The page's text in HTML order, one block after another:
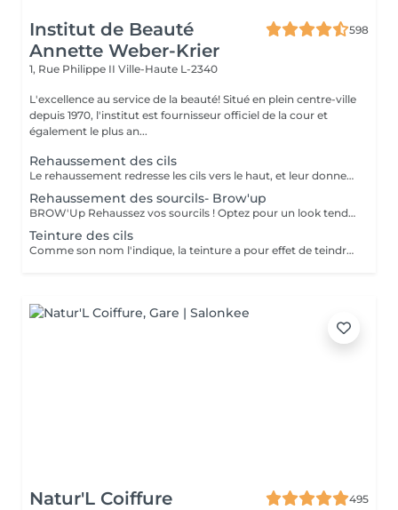
Institut de Beauté
Annette Weber-Krier
598
1, Rue Philippe II Ville-Haute L-2340
L'excellence au service de la beauté! Situé en plein centre-ville
depuis 1970, l'institut est fournisseur officiel de la cour et
également le plus an...
Rehaussement des cils
Le rehaussement redresse les cils vers le haut, et leur donne une superbe courbure, de la longueur, de la hauteur et du volume : vos cils paraissent plus longs et plus denses. Pour toutes celles qui veulent avoir un regard intense et des cils plus longs c'est une technique qui rallonge vos propres cils sans avoir recours aux extensions de cils. Elle peut être complémentaire à l'application d'extensions de cils, afin de faciliter leur application lorsque vos cils sont trop droits ou trop recourbés : Une beauté en un clin d'oeil ! Le soin ne dure que 45 minutes et n'est pas inconfortable : son effet recourbant dure entre 8 et 12 semaines, ce qui correspond au cycle naturel des cils. Tout de suite après le rehaussement, nous vous proposons soit une teinture des cils, pour intensifier la couleur de vos cils, soit un soin à la kératine, un traitement unique pour nourrir, épaissir et hydrater vos cils naturels ,soit l'application d'un mascara semi-permanent afin d'en améliorer encore l'aspect ' maquillé ' ( tenue 3-4 semaines). Vous avez la possibilité de faire tous ces soins en un même séance :))
Rehaussement des sourcils- Brow'up
BROW'Up Rehaussez vos sourcils ! Optez pour un look tendance ! Découvrez cette toute dernière tendance ! Le principe consiste à modifier le mouvement de vos poils de manière durable (+/- 6 semaines) en les rehaussant vers le haut et/ou dans leur mouvement naturel. Pourquoi ? Le sourcil sera plus ouvert, plus dense, il ouvrira considérablement le regard. Très utilisé par les plus grands maquilleurs, le coiffage du sourcil vers le haut à un vrai impact sur le regard, qui parait comme lifté, rehaussé. Egalement très utilisé en Amérique latine et en Asie, car les poils ont tendance à chuter vers le bas. Cette technique permet de les discipliner pour obtenir une ligne harmonieuse. Très utile également pour des sourcils qui frisent, qui prennent de mauvais plis , ou qui sont trop longs. Le but étant de les plaquer dans le sens le plus optimal . Messieurs, cette technique peut également vous convenir pour discipliner les volumes ! Sublime mariage avec une teinture 3D/HD Brow
Teinture des cils
Comme son nom l'indique, la teinture a pour effet de teindre les cils ou les sourcils et de les gainer très légèrement. Idéal pour les personnes aux cils ou sourcils clairs qui souhaitent avoir en toute occasion avec ou sans mascara des cils ou sourcils plus foncés (noirs, bruns, marrons).
Natur'L Coiffure
495